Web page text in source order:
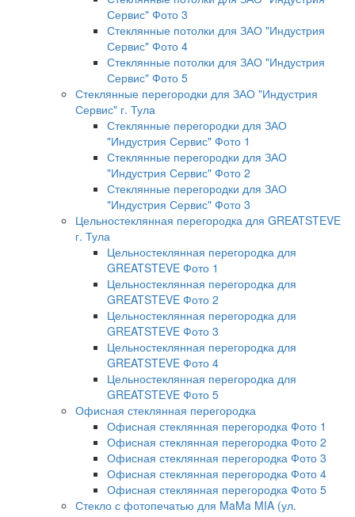
Сервис" Фото 3
Стеклянные потолки для ЗАО "Индустрия
Сервис" Фото 4
Стеклянные потолки для ЗАО "Индустрия
Сервис" Фото 5
Стеклянные перегородки для ЗАО "Индустрия
Сервис" г. Тула
Стеклянные перегородки для ЗАО
"Индустрия Сервис" Фото 1
Стеклянные перегородки для ЗАО
"Индустрия Сервис" Фото 2
Стеклянные перегородки для ЗАО
"Индустрия Сервис" Фото 3
Цельностеклянная перегородка для GREATSTEVE
г. Тула
Цельностеклянная перегородка для
GREATSTEVE Фото 1
Цельностеклянная перегородка для
GREATSTEVE Фото 2
Цельностеклянная перегородка для
GREATSTEVE Фото 3
Цельностеклянная перегородка для
GREATSTEVE Фото 4
Цельностеклянная перегородка для
GREATSTEVE Фото 5
Офисная стеклянная перегородка
Офисная стеклянная перегородка Фото 1
Офисная стеклянная перегородка Фото 2
Офисная стеклянная перегородка Фото 3
Офисная стеклянная перегородка Фото 4
Офисная стеклянная перегородка Фото 5
Стекло с фотопечатью для MaMa MIA (ул.